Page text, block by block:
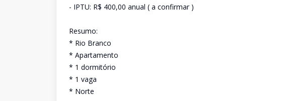
- IPTU: R$ 400,00 anual ( a confirmar )
Resumo:
* Rio Branco
* Apartamento
* 1 dormitório
* 1 vaga
* Norte